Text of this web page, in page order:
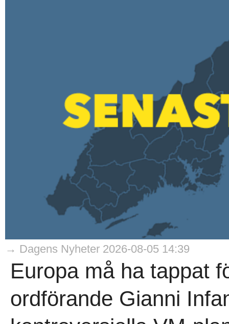
→ Dagens Nyheter 2026-08-05 14:39
Europa må ha tappat
ordförande Gianni